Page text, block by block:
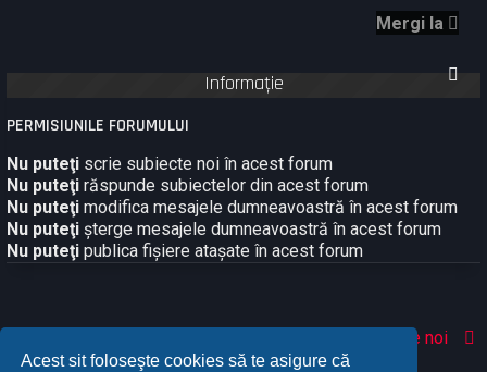
Acest sit foloseşte cookies să te asigure că
Mergi la
Informaţie
PERMISIUNILE FORUMULUI
Nu puteţi scrie subiecte noi în acest forum
Nu puteţi răspunde subiectelor din acest forum
Nu puteţi modifica mesajele dumneavoastră în acest forum
Nu puteţi şterge mesajele dumneavoastră în acest forum
Nu puteţi publica fişiere ataşate în acest forum
Despre noi